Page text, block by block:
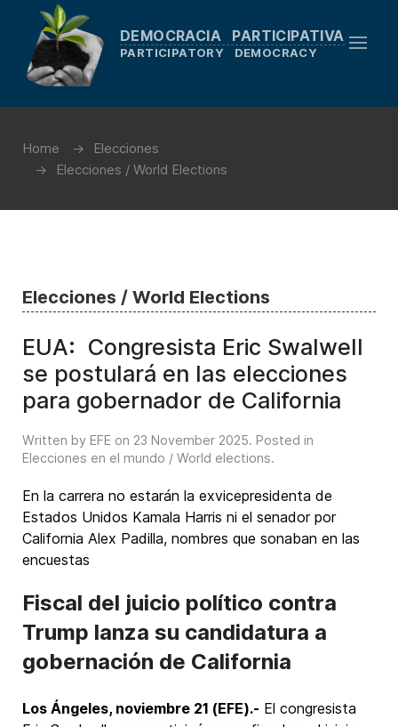
DEMOCRACIA PARTICIPATIVA
PARTICIPATORY DEMOCRACY
Home
Elecciones
Elecciones / World Elections
Elecciones / World Elections
EUA: Congresista Eric Swalwell
se postulará en las elecciones
para gobernador de California
Written by EFE on 23 November 2025. Posted in
Elecciones en el mundo / World elections.
En la carrera no estarán la exvicepresidenta de
Estados Unidos Kamala Harris ni el senador por
California Alex Padilla, nombres que sonaban en las
encuestas
Fiscal del juicio político contra
Trump lanza su candidatura a
gobernación de California
Los Ángeles, noviembre 21 (EFE).- El congresista